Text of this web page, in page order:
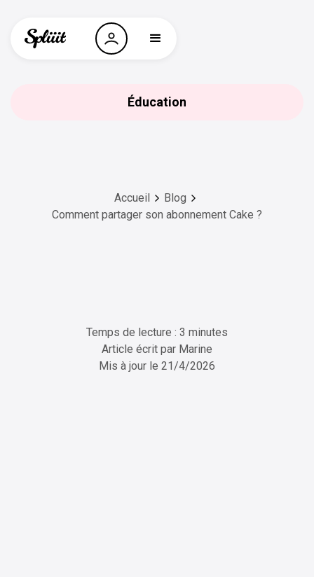
Éducation
Accueil
Blog
Comment partager son abonnement Cake ?
Temps de lecture : 3 minutes
Article écrit par Marine
Mis à jour le 21/4/2026